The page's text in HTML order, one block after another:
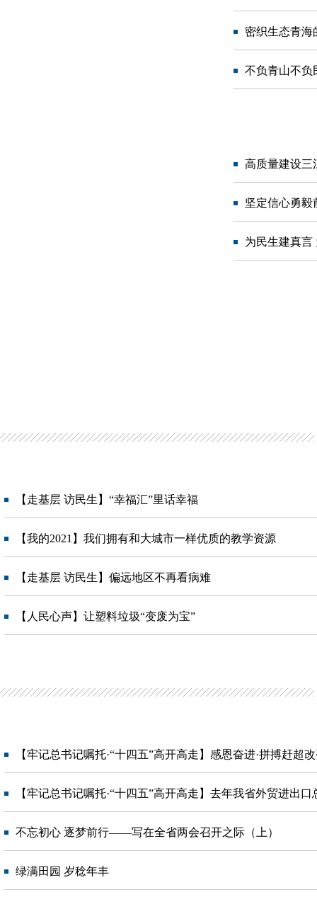
密织生态青海
不负青山不负
高质量建设三
坚定信心勇毅
为民生建真言
【走基层 访民生】“幸福汇”里话幸福
【我的2021】我们拥有和大城市一样优质的教学资源
【走基层 访民生】偏远地区不再看病难
【人民心声】让塑料垃圾“变废为宝”
【牢记总书记嘱托·“十四五”高开高走】感恩奋进·拼搏赶超
【牢记总书记嘱托·“十四五”高开高走】去年我省外贸进出口
不忘初心 逐梦前行——写在全省两会召开之际（上）
绿满田园 岁稔年丰